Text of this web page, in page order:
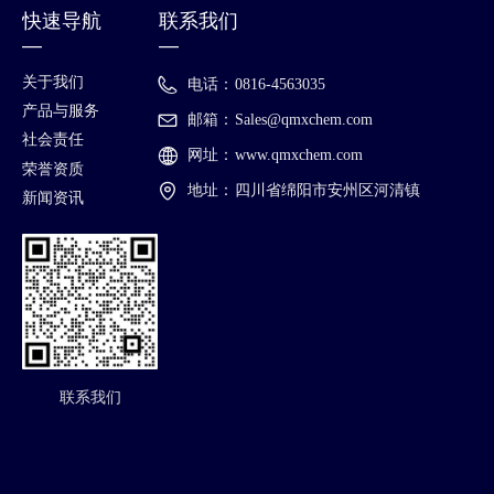
快速导航
—
关于我们
产品与服务
社会责任
荣誉资质
新闻资讯
联系我们
—
电话： 0816-4563035
邮箱： Sales@qmxchem.com
网址： www.qmxchem.com
地址： 四川省绵阳市安州区河清镇
联系我们